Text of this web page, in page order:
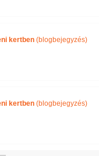
kertben (blogbejegyzés)
kertben (blogbejegyzés)